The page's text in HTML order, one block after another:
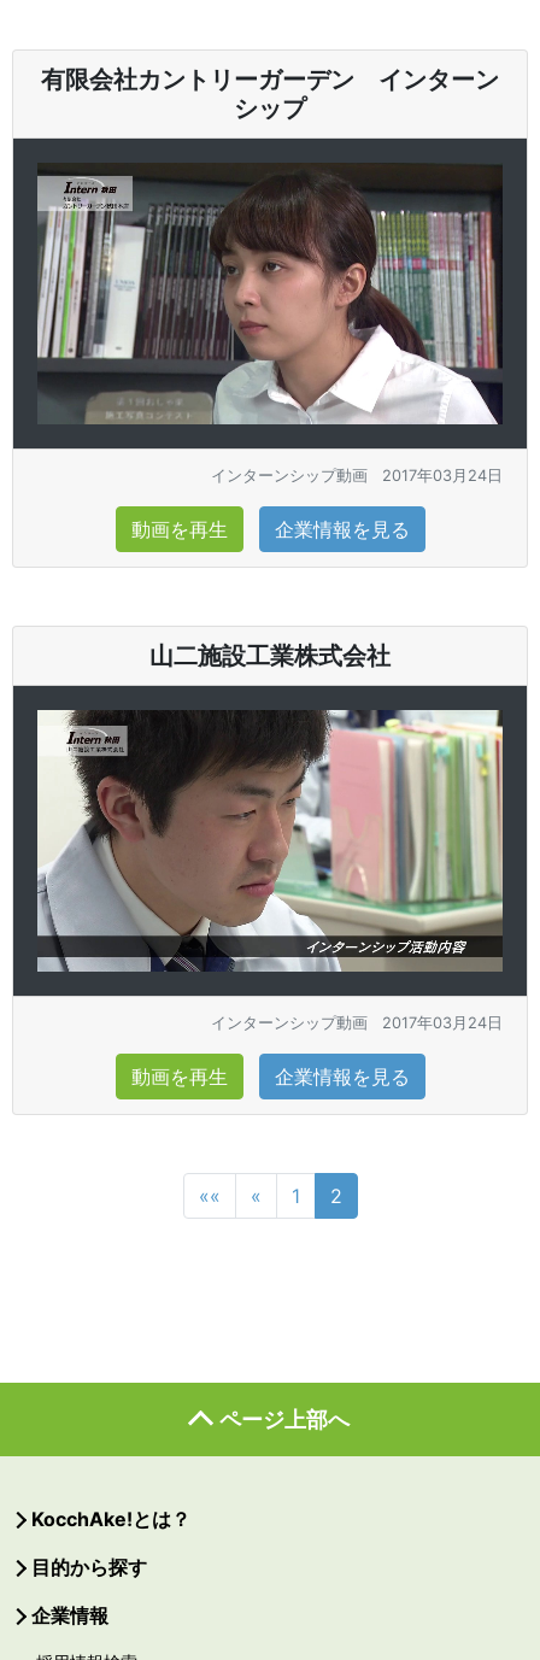
有限会社カントリーガーデン インターン
シップ
インターンシップ動画 2017年03月24日
動画を再生 企業情報を見る
山二施設工業株式会社
インターンシップ動画 2017年03月24日
動画を再生 企業情報を見る
«« « 1 2
ページ上部へ
KocchAke!とは？
目的から探す
企業情報